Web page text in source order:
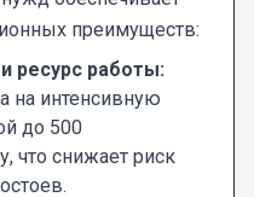
преимуществ:
ресурс работы:
на интенсивную
до 500
что снижает риск